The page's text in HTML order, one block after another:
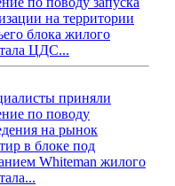
на территории
блока жилого
ЦДС...
приняли
по поводу
на рынок
в блоке под
Whiteman жилого